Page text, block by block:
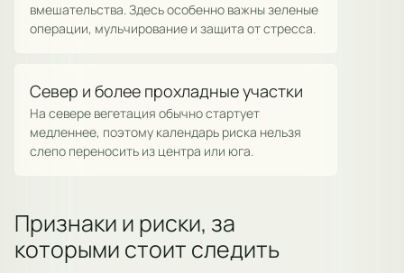
вмешательства. Здесь особенно важны зеленые
операции, мульчирование и защита от стресса.
Север и более прохладные участки
На севере вегетация обычно стартует
медленнее, поэтому календарь риска нельзя
слепо переносить из центра или юга.
Признаки и риски, за
которыми стоит следить